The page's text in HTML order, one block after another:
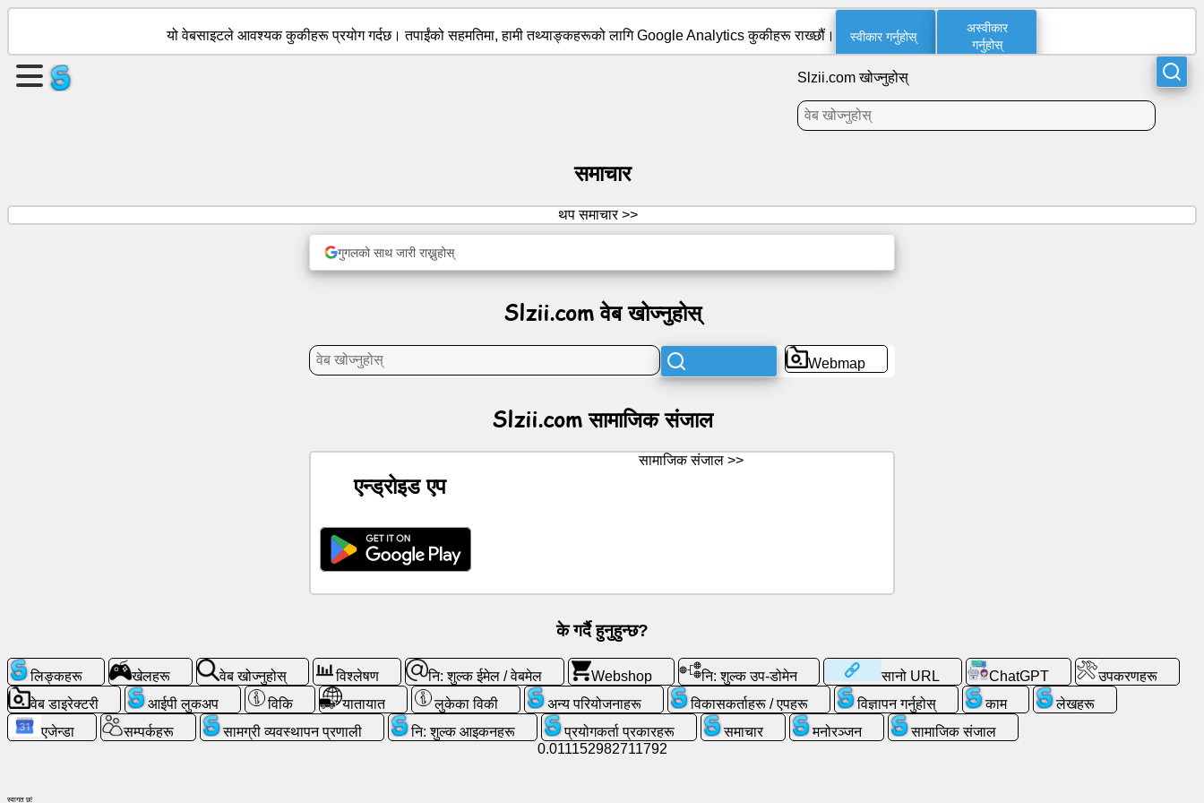
एउटा
सम्पर्कहरू
खेलहरू
यो वेबसाइटले आवश्यक कुकीहरू प्रयोग गर्दछ। तपाईंको सहमतिमा, हामी तथ्याङ्कहरूको लागि Google Analytics कुकीहरू राख्छौं। स्वीकार गर्नुहोस्
अस्वीकार
गर्नुहोस्
Slzii.com खोज्नुहोस्
समाचार
थप समाचार >>
गुगलको साथ जारी राख्नुहोस्
Slzii.com वेब खोज्नुहोस्
Webmap
Slzii.com सामाजिक संजाल
एन्ड्रोइड एप
सामाजिक संजाल >>
के गर्दै हुनुहुन्छ?
लिङ्कहरू खेलहरू वेब खोज्नुहोस् विश्लेषण नि: शुल्क ईमेल / वेबमेल Webshop नि: शुल्क उप-डोमेन सानो URL ChatGPT
उपकरणहरू
वेब डाइरेक्टरी
आईपी ​​लुकअप विकि यातायात लुकेका विकी अन्य परियोजनाहरू विकासकर्ताहरू / एपहरू विज्ञापन गर्नुहोस् काम
लेखहरू
एजेन्डा
सम्पर्कहरू सामग्री व्यवस्थापन प्रणाली नि: शुल्क आइकनहरू प्रयोगकर्ता प्रकारहरू समाचार मनोरञ्जन
सामाजिक संजाल
0.011152982711792
स्वागत छ!